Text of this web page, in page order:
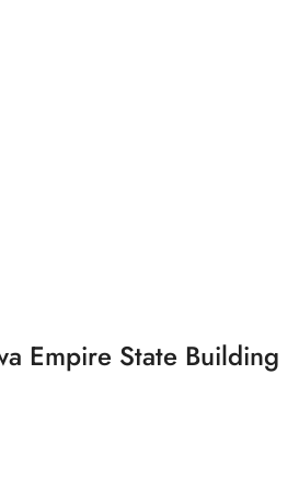
Empire State Building